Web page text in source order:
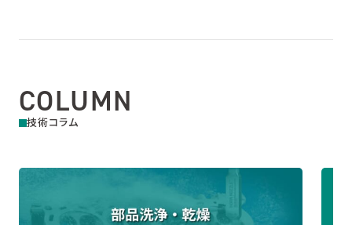
COLUMN
技術コラム